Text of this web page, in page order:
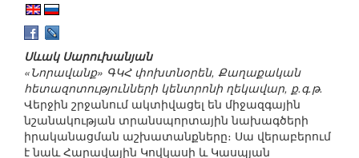
Սևակ Սարուխանյան
«Նորավանք» ԳԿՀ փոխտնօրեն, Քաղաքական
հետազոտությունների կենտրոնի ղեկավար, ք.գ.թ.
Վերջին շրջանում ակտիվացել են միջազգային
նշանակության տրանսպորտային նախագծերի
իրականացման աշխատանքները։ Սա վերաբերում
է նաև Հարավային Կովկասի և Կասպյան